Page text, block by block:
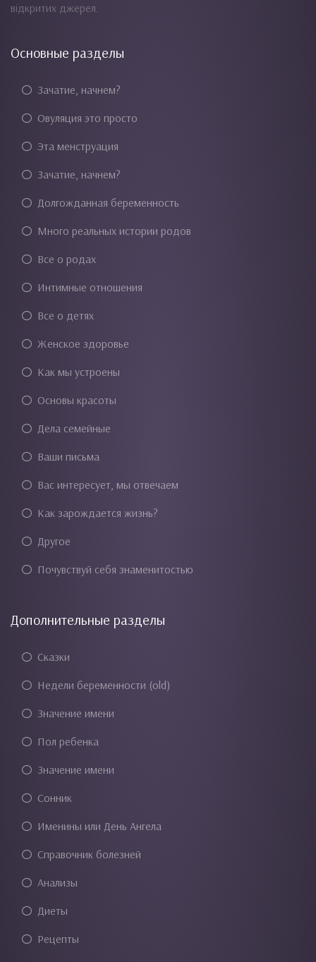
відкритих джерел.
Основные разделы
Зачатие, начнем?
Овуляция это просто
Эта менструация
Зачатие, начнем?
Долгожданная беременность
Много реальных истории родов
Все о родах
Интимные отношения
Все о детях
Женское здоровье
Как мы устроены
Основы красоты
Дела семейные
Ваши письма
Вас интересует, мы отвечаем
Как зарождается жизнь?
Другое
Почувствуй себя знаменитостью
Дополнительные разделы
Сказки
Недели беременности (old)
Значение имени
Пол ребенка
Значение имени
Сонник
Именины или День Ангела
Справочник болезней
Анализы
Диеты
Рецепты